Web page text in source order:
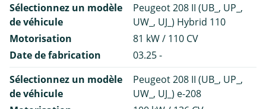
Sélectionnez un modèle
de véhicule
Peugeot 208 II (UB_, UP_,
UW_, UJ_) Hybrid 110
Motorisation
81 kW / 110 CV
Date de fabrication
03.25 -
Sélectionnez un modèle
de véhicule
Peugeot 208 II (UB_, UP_,
UW_, UJ_) e-208